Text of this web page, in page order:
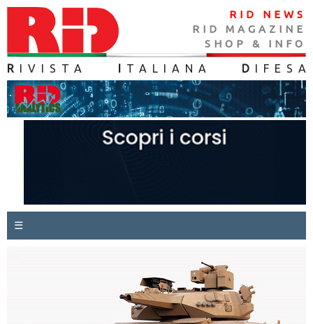
RID NEWS
RID MAGAZINE
SHOP & INFO
R IVISTA TALIANA D IFES A
☰